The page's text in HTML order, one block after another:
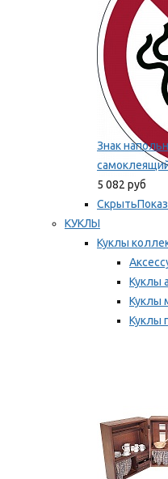
Знак
5 082 руб
Скрыть
КУКЛЫ
Куклы
Куклы
Куклы
Куклы